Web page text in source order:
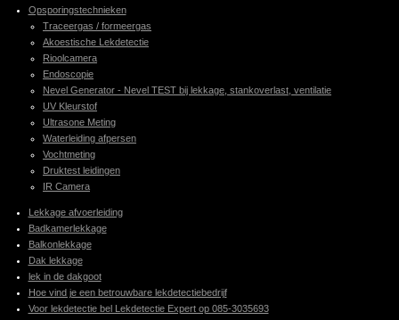
Opsporingstechnieken
Traceergas / formeergas
Akoestische Lekdetectie
Rioolcamera
Endoscopie
Nevel Generator - Nevel TEST bij lekkage, stankoverlast, ventilatie
UV Kleurstof
Ultrasone Meting
Waterleiding afpersen
Vochtmeting
Druktest leidingen
IR Camera
Lekkage afvoerleiding
Badkamerlekkage
Balkonlekkage
Dak lekkage
lek in de dakgoot
Hoe vind je een betrouwbare lekdetectiebedrijf
Voor lekdetectie bel Lekdetectie Expert op 085-3035693